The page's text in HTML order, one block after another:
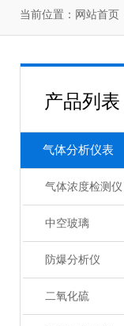
当前位置： 网站首页
产品列表
气体分析仪表
气体浓度检测仪
中空玻璃
防爆分析仪
二氧化硫